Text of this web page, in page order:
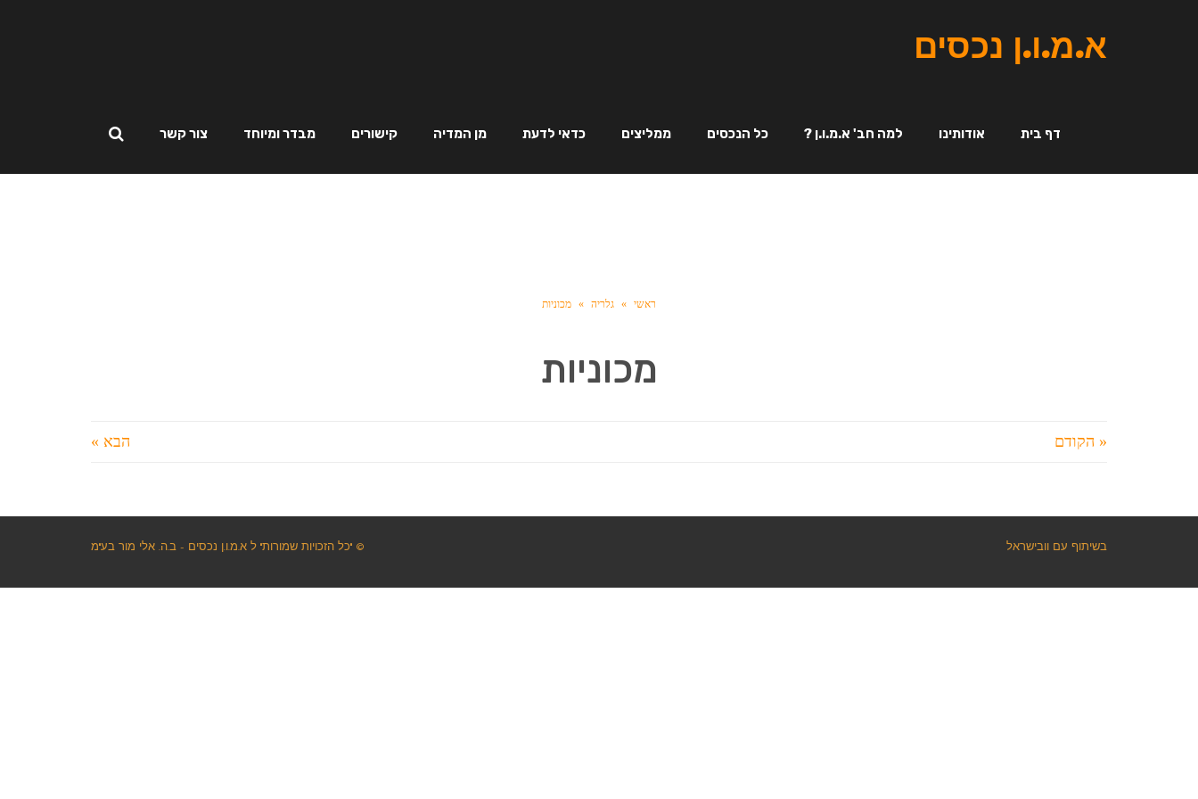
א.מ.ו.ן נכסים
דף בית אודותינו למה חב' א.מ.ו.ן ? כל הנכסים ממליצים כדאי לדעת מן המדיה קישורים מבדר ומיוחד צור קשר
ראשי » גלריה » מכוניות
מכוניות
« הקודם הבא »
© "כל הזכויות שמורות" ל א.מ.ו.ן נכסים - ב.ה. אלי מור בע"מ בשיתוף עם וובישראל